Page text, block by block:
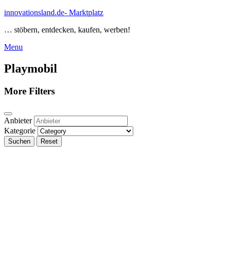
Skip
content
innovationsland.de- Marktplatz
… stöbern, entdecken, kaufen, werben!
Menu
Playmobil
More Filters
Anbieter
Kategorie
Suchen Reset